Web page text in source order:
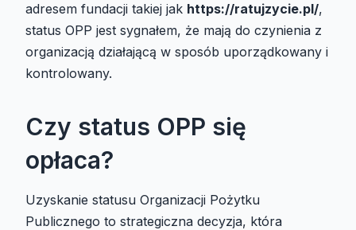
adresem fundacji takiej jak https://ratujzycie.pl/,
status OPP jest sygnałem, że mają do czynienia z
organizacją działającą w sposób uporządkowany i
kontrolowany.
Czy status OPP się
opłaca?
Uzyskanie statusu Organizacji Pożytku
Publicznego to strategiczna decyzja, która